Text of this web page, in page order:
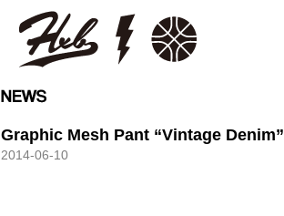
Graphic Mesh Pant “Vintage Denim”
2014-06-10